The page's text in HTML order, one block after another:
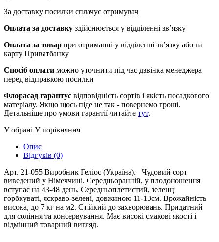
За доставку посилки сплачує отримувач
Оплата за доставку здійснюється у відділенні зв’язку
Оплата за товар при отриманні у відділенні зв’язку або на
карту Приватбанку
Спосіб оплати можно уточнити під час дзвінка менеджера
перед відправкою посилки
Флорасад гарантує відповідність сортів і якість посадкового
матеріалу. Якщо щось піде не так - повернемо гроші.
Детальніше про умови гарантії читайте тут.
У обрані У порівняння
Опис
Відгуків (0)
Арт. 21-055 Виробник Геліос (Україна). Чудовий сорт
виведений у Німеччині. Середньоранній, у плодоношення
вступає на 43-48 день. Середньоплетистий, зеленці
горбкуваті, яскраво-зелені, довжиною 11-13см. Врожайність
висока, до 7 кг на м2. Стійкий до захворювань. Придатний
для соління та консервування. Має високі смакові якості і
відмінний товарний вигляд.